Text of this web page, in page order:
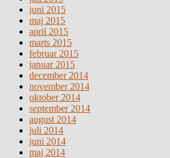
juni 2015
maj 2015
april 2015
marts 2015
februar 2015
januar 2015
december 2014
november 2014
oktober 2014
september 2014
august 2014
juli 2014
juni 2014
maj 2014